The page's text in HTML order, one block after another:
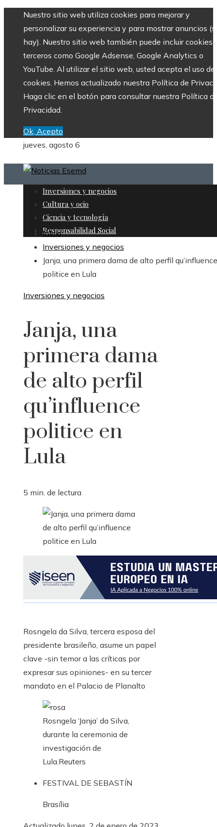
Nuestro sitio web utiliza cookies para mejorar y
personalizar su experiencia y para mostrar anuncios
hay). Nuestro sitio web también puede incluir cookies
terceros como Google Adsense, Google Analytics o
YouTube. Al utilizar el sitio web, usted acepta el uso de
cookies. Hemos actualizado nuestra Política de
Haga clic en el botón para consultar nuestra Política
Privacidad.
Ok, Acepto
jueves, agosto 6
Inversiones y negocios
Cultura y ocio
Ciencia y tecnología
Responsabilidad Social
Inicio
Inversiones y negocios
Janja, una primera dama de alto perfil qu’influence
politice en Lula
Inversiones y negocios
Janja, una
primera dama
de alto perfil
qu’influence
politice en
Lula
5 min. de lectura
Rosngela da Silva, tercera esposa del
presidente brasileño, asume un papel
clave -sin temor a las críticas por
expresar sus opiniones- en su tercer
mandato en el Palacio de Planalto
Rosngela ‘Janja’ da Silva,
durante la ceremonia de
investigación de
Lula.Reuters
FESTIVAL DE SEBASTÍN
Brasília